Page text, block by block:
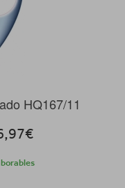
HQ167/11